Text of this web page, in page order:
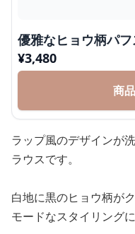
優雅なヒョウ柄パ
¥3,480
商
ラップ風のデザインが
ラウスです。
白地に黒のヒョウ柄が
モードなスタイリング